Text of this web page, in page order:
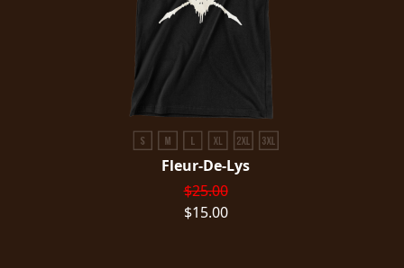
Fleur-De-Lys
$25.00
$15.00